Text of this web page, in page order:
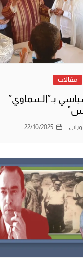
مقالات
بـ”السماوي”
22/10/2025